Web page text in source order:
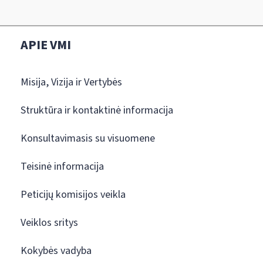
APIE VMI
Misija, Vizija ir Vertybės
Struktūra ir kontaktinė informacija
Konsultavimasis su visuomene
Teisinė informacija
Peticijų komisijos veikla
Veiklos sritys
Kokybės vadyba